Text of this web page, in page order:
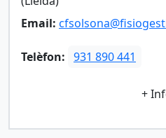
Email:
Telèfon: 931 890 441
+